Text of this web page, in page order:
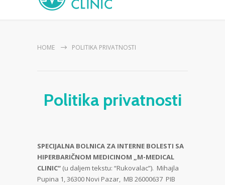
HOME POLITIKA PRIVATNOSTI
Politika privatnosti
SPECIJALNA BOLNICA ZA INTERNE BOLESTI SA
HIPERBARIČNOM MEDICINOM „M-MEDICAL
CLINIC“ (u daljem tekstu: “Rukovalac”). Mihajla
Pupina 1, 36300 Novi Pazar, MB 26000637 PIB